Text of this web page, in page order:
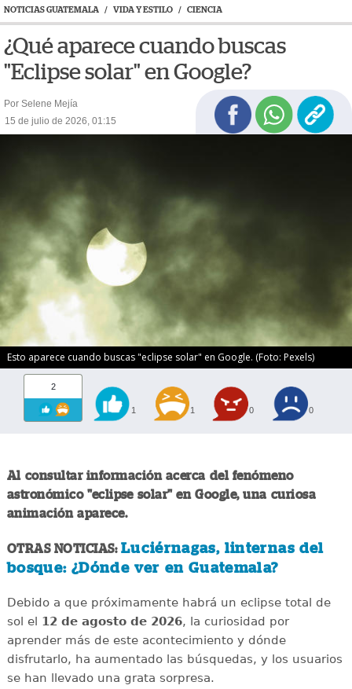
NOTICIAS GUATEMALA / VIDA Y ESTILO / CIENCIA
¿Qué aparece cuando buscas
"Eclipse solar" en Google?
Por Selene Mejía
15 de julio de 2026, 01:15
Esto aparece cuando buscas "eclipse solar" en Google. (Foto: Pexels)
2
1 1 0 0
Al consultar información acerca del fenómeno
astronómico "eclipse solar" en Google, una curiosa
animación aparece.
OTRAS NOTICIAS: Luciérnagas, linternas del
bosque: ¿Dónde ver en Guatemala?
Debido a que próximamente habrá un eclipse total de
sol el 12 de agosto de 2026, la curiosidad por
aprender más de este acontecimiento y dónde
disfrutarlo, ha aumentado las búsquedas, y los usuarios
se han llevado una grata sorpresa.